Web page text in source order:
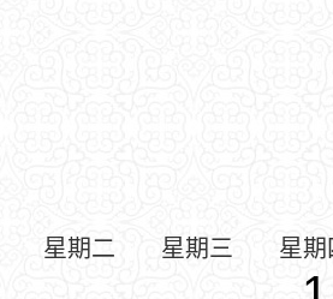
星期二 星期三 星期